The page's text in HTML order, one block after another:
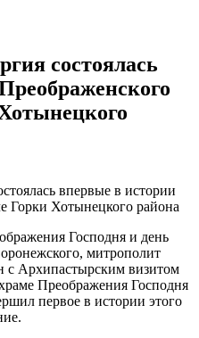
состоялась
Господня и день
митрополит
с Архипастырским визитом
Преображения Господня
первое в истории этого